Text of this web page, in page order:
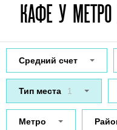
КАФЕ У МЕТРО
Средний счет
Тип места 1
Метро